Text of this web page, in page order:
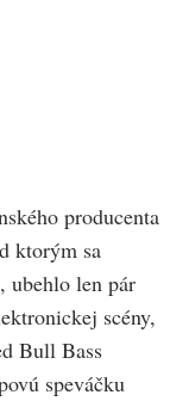
producenta
ktorým sa
ubehlo len pár
scény,
Bull Bass
speváčku